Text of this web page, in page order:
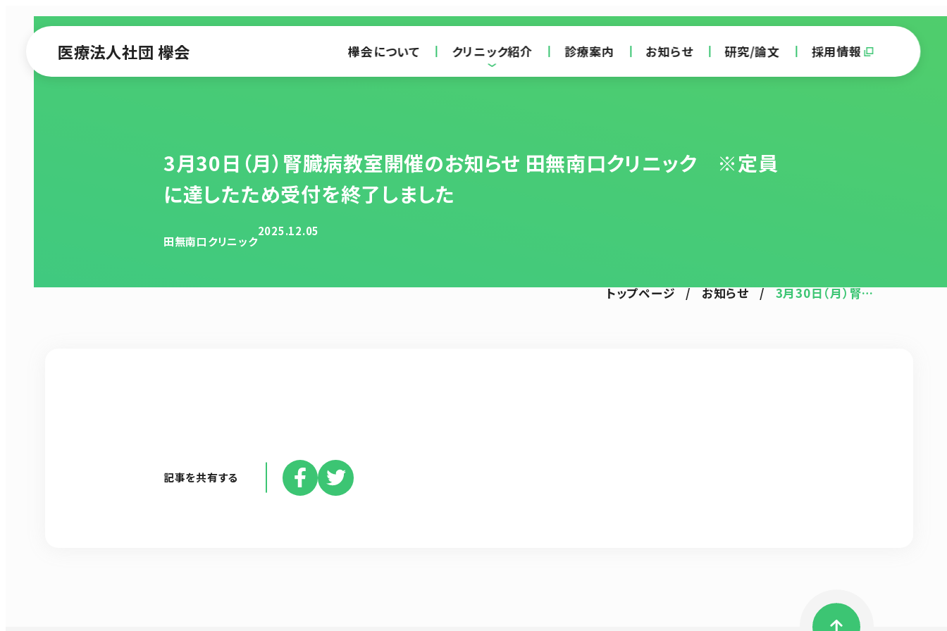
医療法人社団 欅会 欅会について クリニック紹介 診療案内 お知らせ 研究/論文 採用情報
3月30日（月）腎臓病教室開催のお知らせ 田無南口クリニック ※定員
に達したため受付を終了しました
田無南口クリニック
2025.12.05
トップページ / お知らせ / 3月30日（月）腎…
記事を共有する